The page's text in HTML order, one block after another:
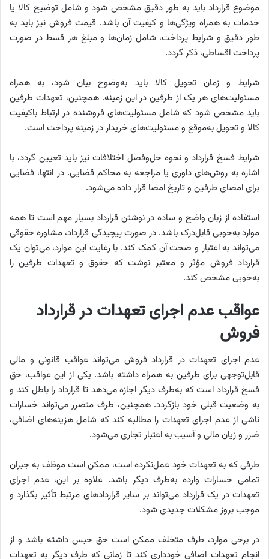
موضوع قرارداد باید به طور دقیق مشخص شود و شامل توضیح کالا یا
خدمات به همراه ویژگی‌ها و کیفیت آن باشد. قیمت فروش نیز باید به
طور دقیق و شرایط پرداخت، شامل زمان‌ها و مبلغ هر قسط در صورت
پرداخت اقساطی، ذکر گردد.
شرایط و زمان تحویل کالا باید به‌وضوح بیان شود، به همراه
مسئولیت‌های هر یک از طرفین در این زمینه. همچنین، تعهدات طرفین
باید مشخص شود که شامل مسئولیت‌های فروشنده در ارتباط باکیفیت
کالا و تحویل به‌موقع و مسئولیت‌های خریدار در زمینه پرداخت است.
شرایط فسخ قرارداد و نحوه حل‌وفصل اختلافات نیز باید تعیین گردد، با
اشاره به روش‌های داوری یا مراجعه به محاکم قضایی. در انتها، فضایی
برای امضای طرفین و تاریخ امضا قرار داده می‌شود.
استفاده از زبان واضح و ساده در نوشتن قرارداد بسیار مهم است تا همه
موارد به‌خوبی قابل‌درک باشد. در صورت پیچیدگی قرارداد، مشاوره حقوقی
می‌تواند به اعتبار و صحت آن کمک کند. با رعایت این موارد، می‌توان یک
قرارداد فروش مؤثر و معتبر نوشت که حقوق و تعهدات طرفین را
به‌خوبی مشخص کند.
عواقب عدم اجرای تعهدات در قرارداد
فروش
عدم اجرای تعهدات در قرارداد فروش می‌تواند عواقب قانونی و مالی
قابل‌توجهی برای طرفین به همراه داشته باشد. یکی از این عواقب، حق
فسخ قرارداد است که به‌طرف دیگر اجازه می‌دهد تا قرارداد را باطل کند و
به وضعیت قبلی خود بازگردد. همچنین، طرف متضرر می‌تواند خسارات
ناشی از عدم اجرای تعهدات را مطالبه کند که شامل هزینه‌های اضافی،
ضرر و زیان مالی و آسیب به اعتبار تجاری می‌شود.
طرفی که به تعهدات خود عمل‌نکرده است، ممکن است موظف به جبران
تمامی خسارات وارده به‌طرف دیگر باشد. علاوه بر این، عدم اجرای
تعهدات در یک قرارداد می‌تواند بر سایر قراردادهای مرتبط تأثیر بگذارد و
موجب بروز مشکلات جدیدی شود.
در برخی موارد، طرف متخلف ممکن است حق حبس داشته باشد و از
انجام تعهدات اضافی خودداری کند تا زمانی که طرف دیگر به تعهدات